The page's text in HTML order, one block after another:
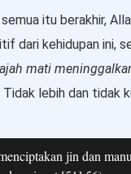
itu berakhir,
dari kehidupan ini,
mati
Tidak lebih dan tidak
jin dan